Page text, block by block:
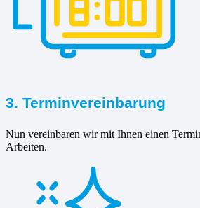
3. Terminvereinbarung
Nun vereinbaren wir mit Ihnen einen
Arbeiten.